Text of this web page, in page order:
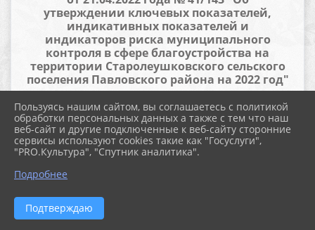
утверждении ключевых показателей,
индикативных показателей и
индикаторов риска муниципального
контроля в сфере благоустройства на
территории Старолеушковского сельского
поселения Павловского района на 2022 год"
Файлы
ключевые показатели
Пользуясь нашим сайтом, вы соглашаетесь с политикой
обработки персональных данных а также с тем что наш
веб-сайт и другие подключенные к веб-сайту сторонние
сервисы используют cookies такие как "Госуслуги",
"PRO.Культура", "Спутник аналитика".
Подробнее
Подтверждаю